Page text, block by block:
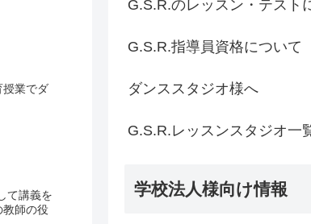
授業でダ
て講義を
教師の役
G.S.R.のレッスン・テスト
G.S.R.指導員資格について
ダンススタジオ様へ
G.S.R.レッスンスタジオ一
学校法人様向け情報